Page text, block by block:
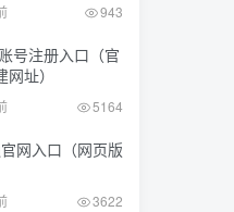
943
号注册入口（官
址）
5164
网入口（网页版
3622